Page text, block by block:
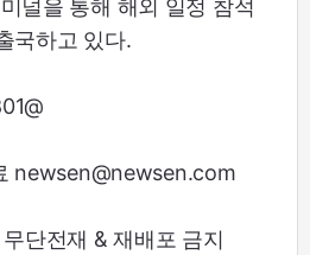
널을 통해 해외 일정 참석
국하고 있다.
newsen@newsen.com
단전재 & 재배포 금지